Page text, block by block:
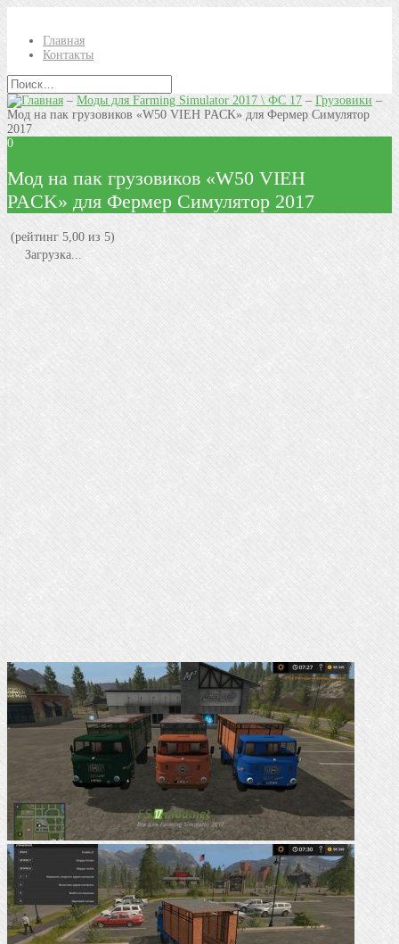
Главная
Контакты
–Моды для Farming Simulator 2017 \ ФС 17– Грузовики –
Мод на пак грузовиков «W50 VIEH PACK» для Фермер Симулятор
2017
0
Мод на пак грузовиков «W50 VIEH
PACK» для Фермер Симулятор 2017
(рейтинг 5,00 из 5)
Загрузка...